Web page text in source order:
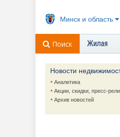
Минск и область
Поиск Жилая
Новости
Аналитика
Акции, скидки, пресс-
Архив новостей